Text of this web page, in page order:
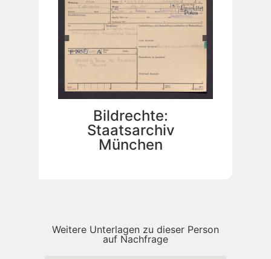
Bildrechte:
Staatsarchiv
München
Weitere Unterlagen zu dieser Person
auf Nachfrage